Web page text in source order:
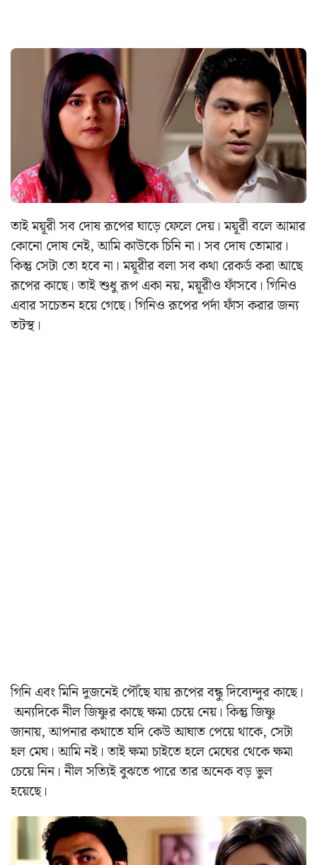
তাই ময়ূরী সব দোষ রূপের ঘাড়ে ফেলে দেয়। ময়ূরী বলে আমার
কোনো দোষ নেই, আমি কাউকে চিনি না। সব দোষ তোমার।
কিন্তু সেটা তো হবে না। ময়ূরীর বলা সব কথা রেকর্ড করা আছে
রূপের কাছে। তাই শুধু রূপ একা নয়, ময়ূরীও ফাঁসবে। গিনিও
এবার সচেতন হয়ে গেছে।গিনিও রূপের পর্দা ফাঁস করার জন্য
তটস্থ।
গিনি এবং মিনি দুজনেই পৌঁছে যায় রূপের বন্ধু দিব্যেন্দুর কাছে।
অন্যদিকে নীল জিষ্ণুর কাছে ক্ষমা চেয়ে নেয়। কিন্তু জিষ্ণু
জানায়, আপনার কথাতে যদি কেউ আঘাত পেয়ে থাকে, সেটা
হল মেঘ। আমি নই। তাই ক্ষমা চাইতে হলে মেঘের থেকে ক্ষমা
চেয়ে নিন। নীল সত্যিই বুঝতে পারে তার অনেক বড় ভুল
হয়েছে।